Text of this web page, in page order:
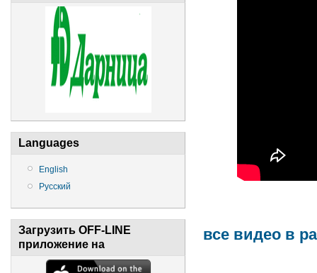
Languages
English
Русский
Загрузить OFF-LINE
приложение на
все видео в